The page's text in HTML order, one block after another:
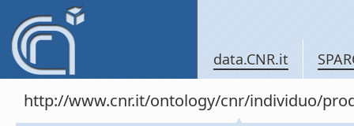
data.CNR.it
http://www.cnr.it/ontology/cnr/individuo/